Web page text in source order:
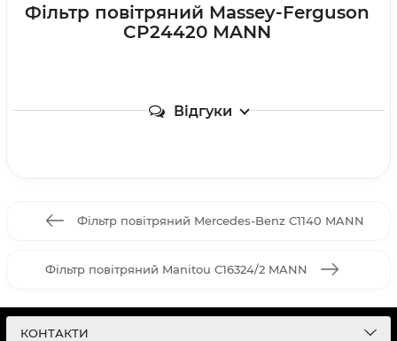
Фільтр повітряний Massey-Ferguson
CP24420 MANN
Відгуки
Фільтр повітряний Mercedes-Benz C1140 MANN
Фільтр повітряний Manitou C16324/2 MANN
КОНТАКТИ